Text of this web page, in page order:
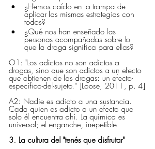
¿Hemos caído en la trampa de
aplicar las mismas estrategias con
todos?
¿Qué nos han enseñado las
personas acompañadas sobre lo
que la droga significa para ellas?
O1: "Los adictos no son adictos a
drogas, sino que son adictos a un efecto
que obtienen de las drogas: un efecto-
específico-del-sujeto." [Loose, 2011, p. 4]
A2: Nadie es adicto a una sustancia.
Cada quien es adicto a un efecto que
solo él encuentra ahí. La química es
universal; el enganche, irrepetible.
3. La cultura del "tenés que disfrutar"